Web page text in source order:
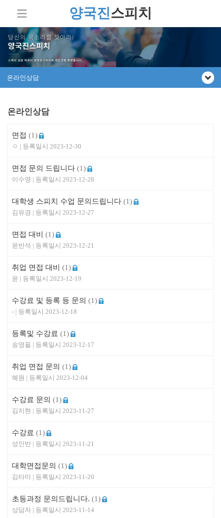
양국진스피치
온라인상담
온라인상담
면접 (1)
ㅇ 2023-12-30
면접 문의 드립니다 (1)
이수영 2023-12-28
대학생 스피치 수업 문의드립니다 (1)
김유경 2023-12-27
면접 대비 (1)
윤반석 2023-12-21
취업 면접 대비 (1)
윤 2023-12-19
수강료 및 등록 등 문의 (1)
- 2023-12-18
등록및 수강료 (1)
송영필 2023-12-17
취업 면접 문의 (1)
혜원 2023-12-04
수강료 문의 (1)
김지현 2023-11-27
수강료 (1)
성인반 2023-11-21
대학면접문의 (1)
김타미 2023-11-20
초등과정 문의드립니다. (1)
상담자 2023-11-14